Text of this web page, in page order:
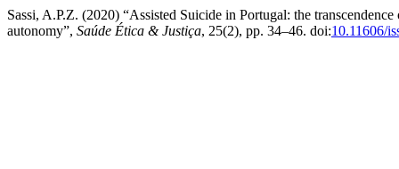
Sassi, A.P.Z. (2020) “Assisted Suicide in Portugal: the
autonomy”, Saúde Ética & Justiça, 25(2), pp. 34–46. doi:10.11606/